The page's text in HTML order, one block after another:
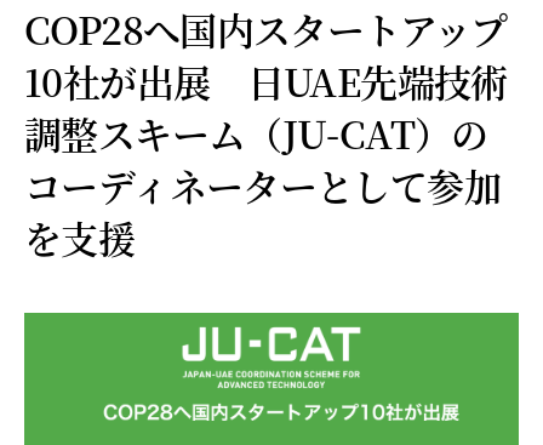
COP28へ国内スタートアップ
10社が出展 日UAE先端技術
調整スキーム（JU-CAT）の
コーディネーターとして参加
を支援